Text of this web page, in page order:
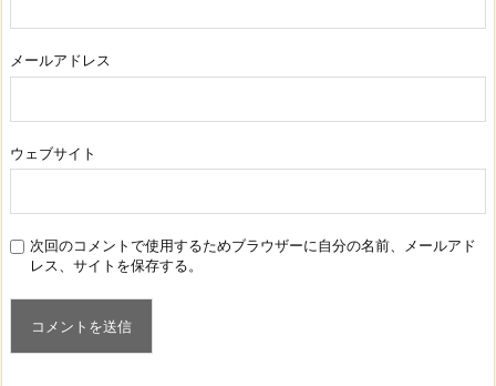
メールアドレス
ウェブサイト
次回のコメントで使用するためブラウザーに自分の名前、メールアド
レス、サイトを保存する。